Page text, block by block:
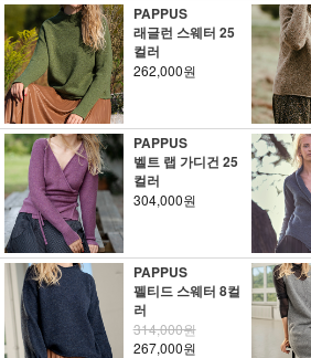
PAPPUS
래글런 스웨터 25
컬러
262,000원
PAPPUS
벨트 랩 가디건 25
컬러
304,000원
PAPPUS
펠티드 스웨터 8컬
러
314,000원
267,000원